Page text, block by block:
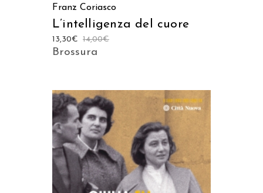
Franz Coriasco
L’intelligenza del cuore
14,00€
13,30€
Brossura